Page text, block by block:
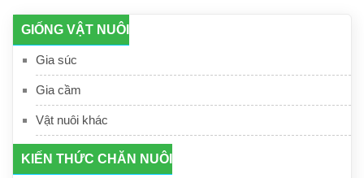
GIỐNG VẬT NUÔI
Gia súc
Gia cầm
Vật nuôi khác
KIẾN THỨC CHĂN NUÔI